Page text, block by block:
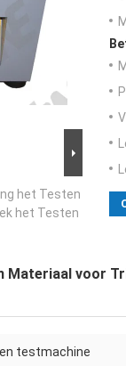
het Testen
het Testen
Materiaal voor
testmachine